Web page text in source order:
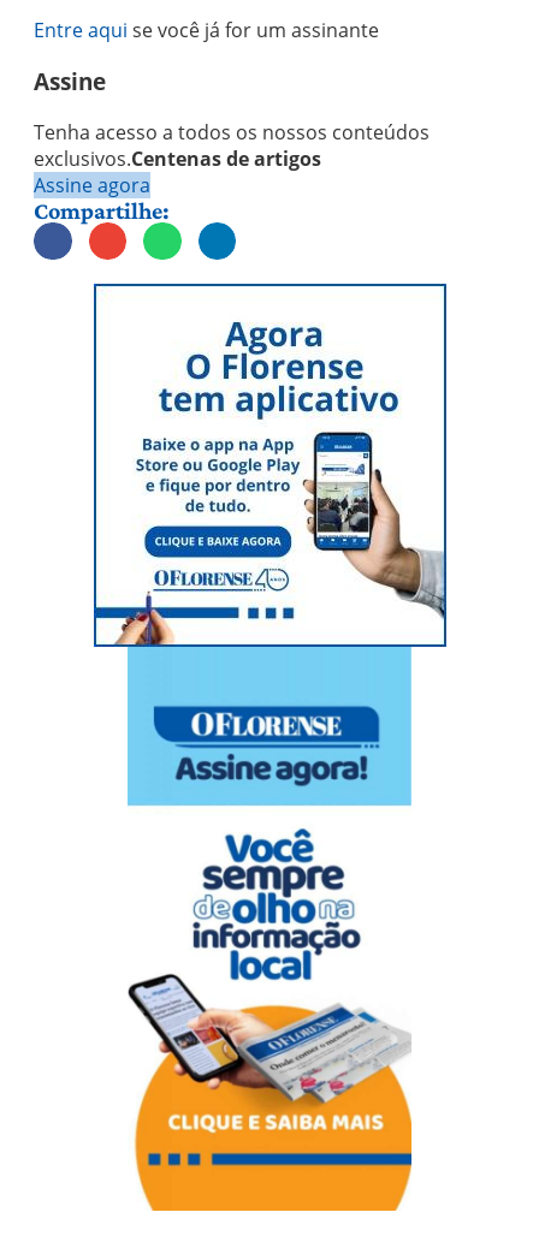
Entre aqui se você já for um assinante
Assine
Tenha acesso a todos os nossos conteúdos
exclusivos.Centenas de artigos
Assine agora
Compartilhe: